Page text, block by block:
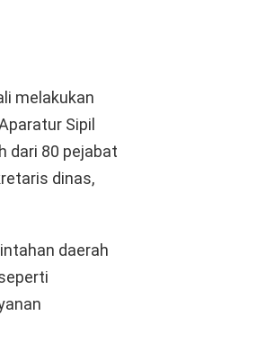
melakukan
Sipil
dari 80 pejabat
dinas,
daerah